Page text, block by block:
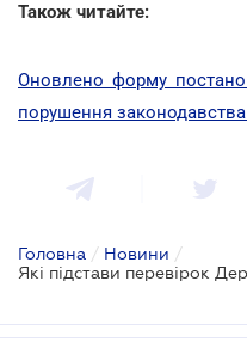
Також читайте:
Оновлено форму
порушення
Головна / Новини /